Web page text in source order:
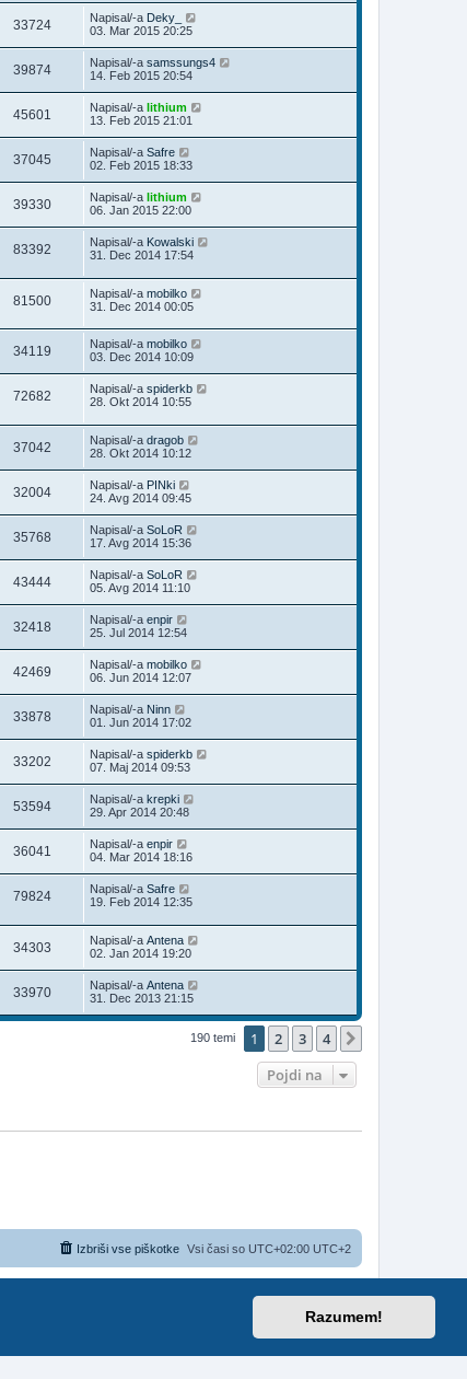
Razumem!
33724 Napisal/-a Deky_
03. Mar 2015 20:25
39874 Napisal/-a samssungs4
14. Feb 2015 20:54
45601 Napisal/-a lithium
13. Feb 2015 21:01
37045 Napisal/-a Safre
02. Feb 2015 18:33
39330 Napisal/-a lithium
06. Jan 2015 22:00
83392 Napisal/-a Kowalski
31. Dec 2014 17:54
81500 Napisal/-a mobilko
31. Dec 2014 00:05
34119 Napisal/-a mobilko
03. Dec 2014 10:09
72682 Napisal/-a spiderkb
28. Okt 2014 10:55
37042 Napisal/-a dragob
28. Okt 2014 10:12
32004 Napisal/-a PINki
24. Avg 2014 09:45
35768 Napisal/-a SoLoR
17. Avg 2014 15:36
43444 Napisal/-a SoLoR
05. Avg 2014 11:10
32418 Napisal/-a enpir
25. Jul 2014 12:54
42469 Napisal/-a mobilko
06. Jun 2014 12:07
33878 Napisal/-a Ninn
01. Jun 2014 17:02
33202 Napisal/-a spiderkb
07. Maj 2014 09:53
53594 Napisal/-a krepki
29. Apr 2014 20:48
36041 Napisal/-a enpir
04. Mar 2014 18:16
79824 Napisal/-a Safre
19. Feb 2014 12:35
34303 Napisal/-a Antena
02. Jan 2014 19:20
33970 Napisal/-a Antena
31. Dec 2013 21:15
190 temi 1 2 3 4
Pojdi na
Vsi časi so UTC+02:00 UTC+2
Izbriši vse piškotke